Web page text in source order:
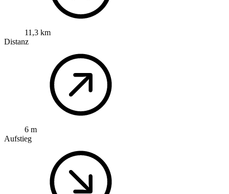
11,3 km
Distanz
6 m
Aufstieg